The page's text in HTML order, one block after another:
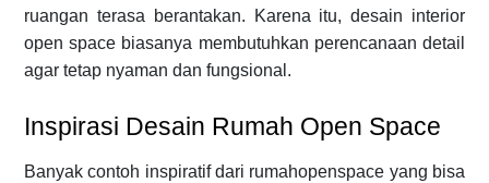
ruangan terasa berantakan. Karena itu, desain interior
open space biasanya membutuhkan perencanaan detail
agar tetap nyaman dan fungsional.
Inspirasi Desain Rumah Open Space
Banyak contoh inspiratif dari rumahopenspace yang bisa